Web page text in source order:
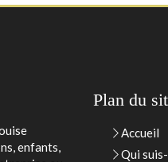
enfants,
Plan du
Accueil
Qui